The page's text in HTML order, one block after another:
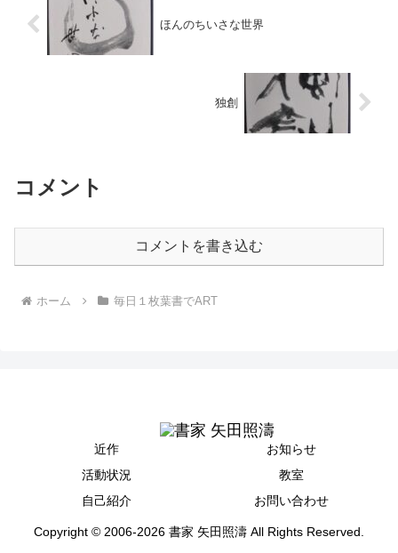
ほんのちいさな世界
独創
コメント
コメントを書き込む
ホーム 毎日１枚葉書でART
近作
お知らせ
活動状況
教室
自己紹介
お問い合わせ
Copyright © 2006-2026 書家 矢田照濤 All Rights Reserved.